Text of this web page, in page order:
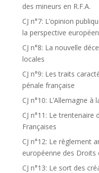
des mineurs en R.F.A.
CJ n°7: L’opinion
la perspective
CJ n°8: La nouvelle
locales
CJ n°9: Les traits
pénale française
CJ n°10: L’Allemagne
CJ n°11: Le trentenaire
Françaises
CJ n°12: Le règlement
européenne des Droits
CJ n°13: Le sort des